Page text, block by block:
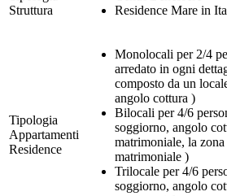
Struttura
Residence Mare in
Tipologia
Appartamenti
Residence
Monolocali per 2/4
arredato in ogni
composto da un
angolo cottura )
Bilocali per 4/6
soggiorno, angolo
matrimoniale, la
matrimoniale )
Trilocale per 4/6
soggiorno, angolo